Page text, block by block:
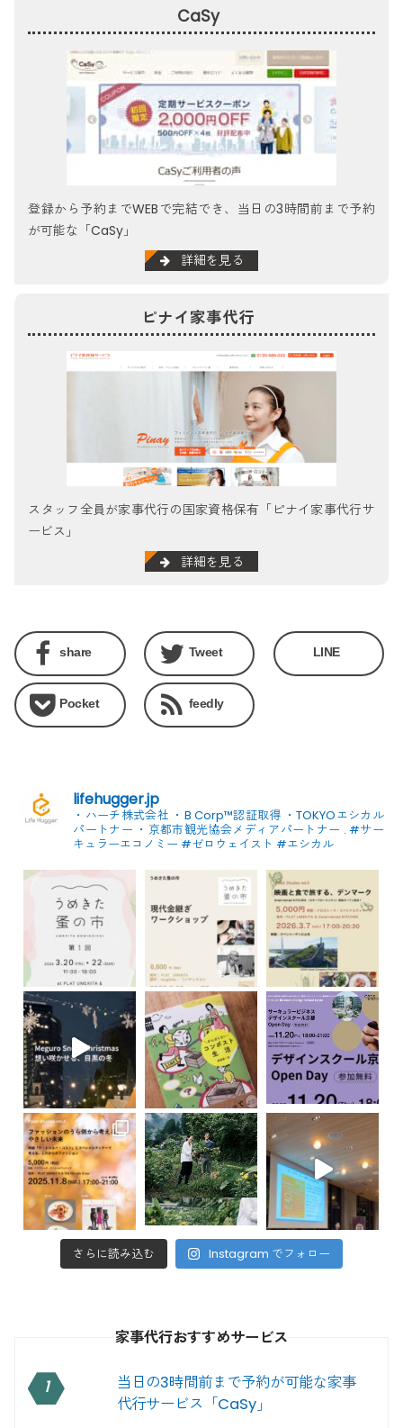
CaSy
登録から予約までWEBで完結でき、当日の3時間前まで予約
が可能な「CaSy」
詳細を見る
ピナイ家事代行
スタッフ全員が家事代行の国家資格保有「ピナイ家事代行サ
ービス」
詳細を見る
share Tweet LINE
Pocket feedly
lifehugger.jp
・ハーチ株式会社 ・B Corp™認証取得 ・TOKYOエシカル
パートナー ・京都市観光協会メディアパートナー . #サー
キュラーエコノミー #ゼロウェイスト #エシカル
さらに読み込む Instagram でフォロー
家事代行おすすめサービス
1
当日の3時間前まで予約が可能な家事
代行サービス「CaSy」